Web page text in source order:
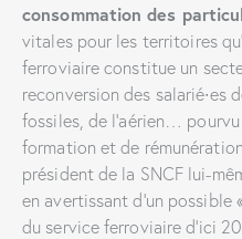
consommation des
vitales pour les territoires
ferroviaire constitue un
reconversion des salarié∙es
fossiles, de l’aérien…
formation et de
président de la SNCF lui-
en avertissant d’un
du service ferroviaire d’ici